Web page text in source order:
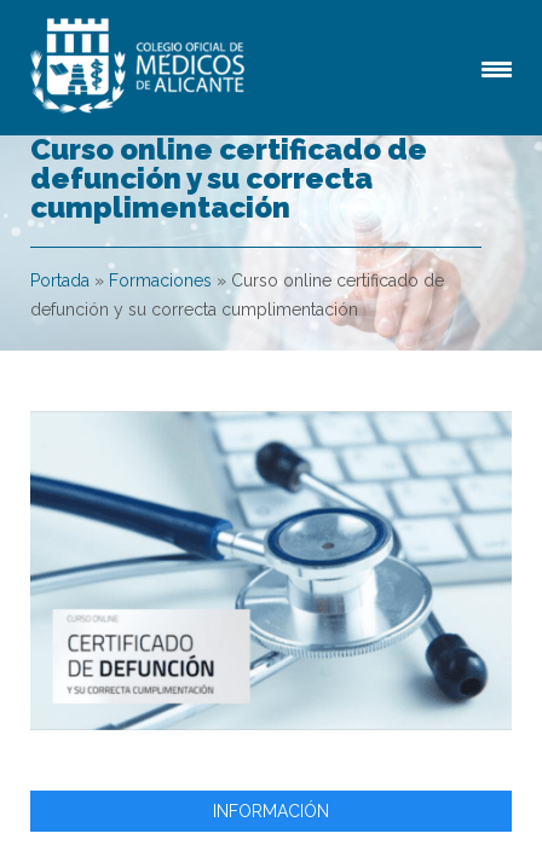
Curso online certificado de
defunción y su correcta
cumplimentación
Portada » Formaciones » Curso online certificado de
defunción y su correcta cumplimentación
INFORMACIÓN